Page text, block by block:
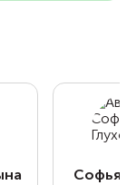
Софья